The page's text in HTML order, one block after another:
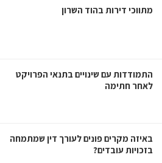
מתווכי דירות בהוד השרון
התמודדות עם שינויים בתנאי הפרויקט
לאחר חתימה
באיזה מקרים פונים לעורך דין שמתמחה
בזכויות עובדים?